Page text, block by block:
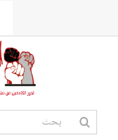
to
البحث